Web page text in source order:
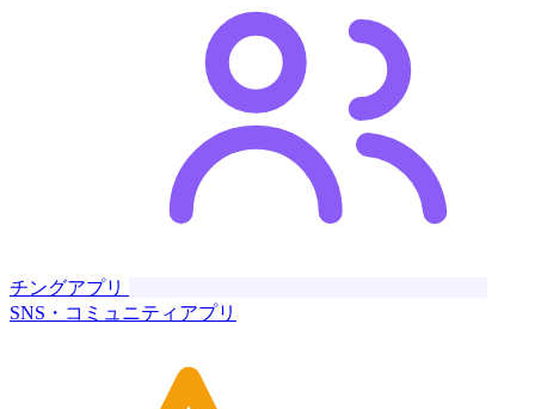
チングアプリ
SNS・コミュニティアプリ